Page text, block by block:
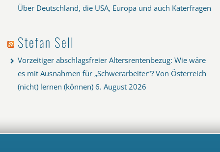
Über Deutschland, die USA, Europa und auch Katerfragen
Stefan Sell
Vorzeitiger abschlagsfreier Altersrentenbezug: Wie wäre
es mit Ausnahmen für „Schwerarbeiter“? Von Österreich
(nicht) lernen (können) 6. August 2026